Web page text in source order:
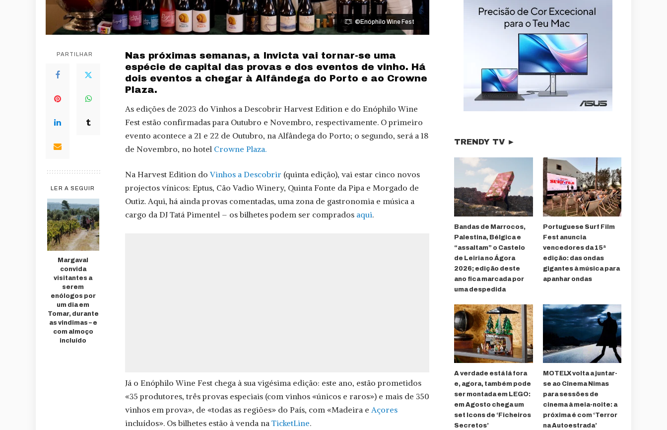
©Enóphilo Wine Fest
PARTILHAR
LER A SEGUIR
Margaval
convida
visitantes a
serem
enólogos por
um dia em
Tomar, durante
as vindimas – e
com almoço
incluído
Nas próximas semanas, a Invicta vai tornar-se uma
espécie de capital das provas e dos eventos de vinho. Há
dois eventos a chegar à Alfândega do Porto e ao Crowne
Plaza.
As edições de 2023 do Vinhos a Descobrir Harvest Edition e do Enóphilo Wine
Fest estão confirmadas para Outubro e Novembro, respectivamente. O primeiro
evento acontece a 21 e 22 de Outubro, na Alfândega do Porto; o segundo, será a 18
de Novembro, no hotel Crowne Plaza.
Na Harvest Edition doVinhos a Descobrir (quinta edição), vai estar cinco novos
projectos vínicos: Eptus, Cão Vadio Winery, Quinta Fonte da Pipa e Morgado de
Outiz. Aqui, há ainda provas comentadas, uma zona de gastronomia e música a
cargo da DJ Tatá Pimentel – os bilhetes podem ser comprados aqui.
Já o Enóphilo Wine Fest chega à sua vigésima edição: este ano, estão prometidos
«35 produtores, três provas especiais (com vinhos «únicos e raros») e mais de 350
vinhos em prova», de «todas as regiões» do País, com «Madeira e Açores
incluídos». Os bilhetes estão à venda na TicketLine.
TRENDY TV ►
Bandas de Marrocos,
Palestina, Bélgica e
“assaltam” o Castelo
de Leiria no Ágora
2026; edição deste
ano fica marcada por
uma despedida
Portuguese Surf Film
Fest anuncia
vencedores da 15ª
edição: das ondas
gigantes à música para
apanhar ondas
A verdade está lá fora
e, agora, também pode
ser montada em LEGO:
em Agosto chega um
set Icons de ‘Ficheiros
Secretos’
MOTELX volta a juntar-
se ao Cinema Nimas
para sessões de
cinema à meia-noite: a
próxima é com ‘Terror
na Autoestrada’